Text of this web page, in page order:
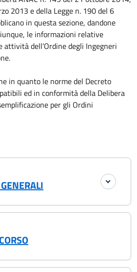
2013 e della Legge n. 190 del 6
in questa sezione, dandone
le informazioni relative
attività dell’Ordine degli Ingegneri
in quanto le norme del Decreto
ed in conformità della Delibera
per gli Ordini